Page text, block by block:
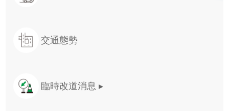
交通態勢
臨時改道消息▸